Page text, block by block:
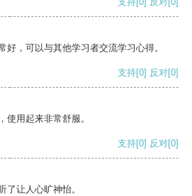
好，可以与其他学习者交流学习心得。
支持[0] 反对[0]
使用起来非常舒服。
支持[0] 反对[0]
了让人心旷神怡。